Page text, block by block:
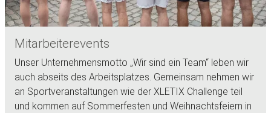
Mitarbeiterevents
Unser Unternehmensmotto „Wir sind ein Team“ leben wir
auch abseits des Arbeitsplatzes. Gemeinsam nehmen wir
an Sportveranstaltungen wie der XLETIX Challenge teil
und kommen auf Sommerfesten und Weihnachtsfeiern in